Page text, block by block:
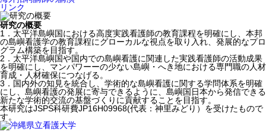
リンク
研究の概要
1．太平洋島嶼国における高度実践看護師の教育課程を明確にし、本邦
の島嶼看護学の教育課程にグローカルな視点を取り入れ、発展的なプロ
グラム構築を目指す。
2．太平洋島嶼国や国内での島嶼看護に関連した実践看護師の活動成果
を明確にし、マンパワーーの少ない島嶼・へき地における専門職の人材
育成・人材確保につなげる。
3．国内外の知見を統合し、学術的な島嶼看護に関する学問体系を明確
にし、島嶼看護の発展に寄与できるように、島嶼国日本から発信できる
新たな学術的交流の基盤づくりに貢献することを目指す。
本研究はJSPS科研費JP16H09968(代表：神里みどり）を受けたもので
す。